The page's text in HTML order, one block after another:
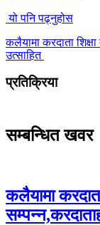
यो पनि पढ्नुहोस
कलैयामा करदाता
उत्साहित
प्रतिक्रिया
सम्बन्धित खवर
कलैयामा